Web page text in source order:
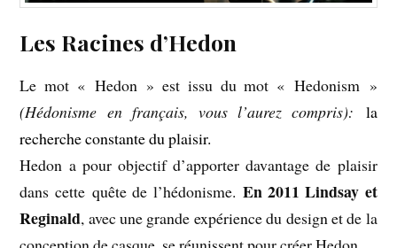
Les Racines d’Hedon
Le mot « Hedon » est issu du mot « Hedonism »
(Hédonisme en français, vous l’aurez compris): la
recherche constante du plaisir.
Hedon a pour objectif d’apporter davantage de plaisir
dans cette quête de l’hédonisme. En 2011 Lindsay et
Reginald, avec une grande expérience du design et de la